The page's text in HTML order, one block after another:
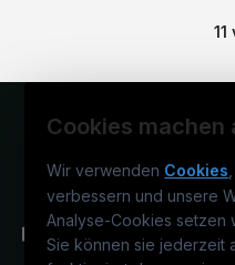
11
Cookies machen
Wir verwenden Cookies
verbessern und unsere
Analyse-Cookies setzen
Sie können sie jederzeit